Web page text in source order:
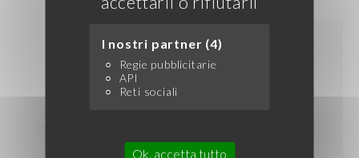
I nostri partner (4)
Regie pubblicitarie
API
Reti sociali
Ok, accetta tutto